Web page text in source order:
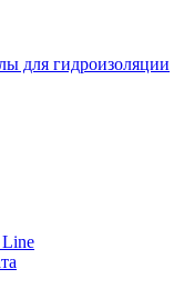
для гидроизоляции
Line